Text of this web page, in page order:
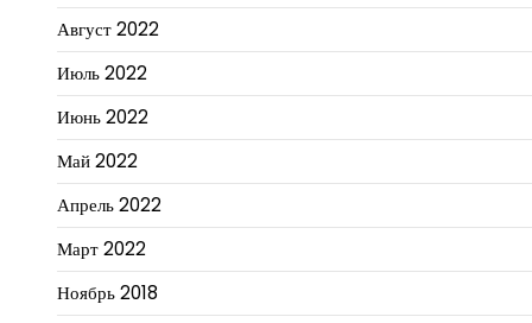
Август 2022
Июль 2022
Июнь 2022
Май 2022
Апрель 2022
Март 2022
Ноябрь 2018